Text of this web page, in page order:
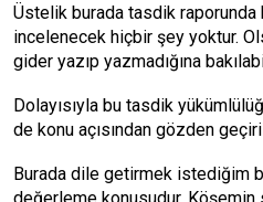
Üstelik burada tasdik raporunda
incelenecek hiçbir şey yoktur.
gider yazıp yazmadığına
Dolayısıyla bu tasdik
de konu açısından gözden
Burada dile getirmek istediğim